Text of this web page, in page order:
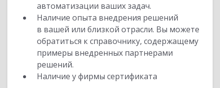
автоматизации ваших задач.
Наличие опыта внедрения решений
в вашей или близкой отрасли. Вы можете
обратиться к справочнику, содержащему
примеры внедренных партнерами
решений.
Наличие у фирмы сертификата